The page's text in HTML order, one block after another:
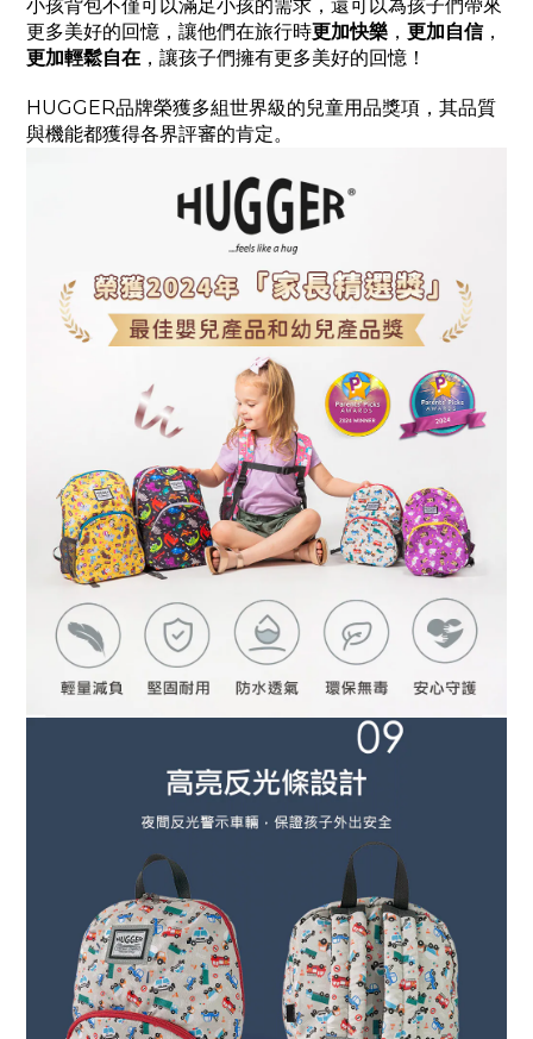
小孩背包不僅可以滿足小孩的需求，還可以為孩子們帶來
更多美好的回憶，讓他們在旅行時更加快樂 ， 更加自信，
更加輕鬆自在 ，讓孩子們擁有更多美好的回憶！
HUGGER品牌榮獲多組世界級的兒童用品獎項，其品質
與機能都獲得各界評審的肯定。